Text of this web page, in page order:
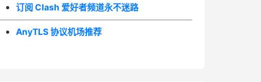
订阅 Clash 爱好者频道永不迷路
AnyTLS 协议机场推荐